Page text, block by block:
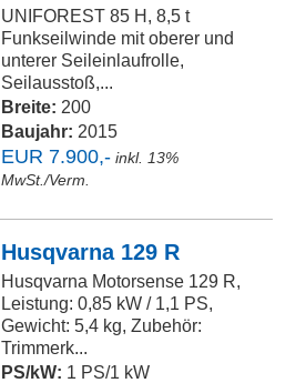
UNIFOREST 85 H, 8,5 t
Funkseilwinde mit oberer und
unterer Seileinlaufrolle,
Seilausstoß,...
Breite: 200
Baujahr: 2015
EUR 7.900,- inkl. 13%
MwSt./Verm.
Husqvarna 129 R
Husqvarna Motorsense 129 R,
Leistung: 0,85 kW / 1,1 PS,
Gewicht: 5,4 kg, Zubehör:
Trimmerk...
PS/kW: 1 PS/1 kW